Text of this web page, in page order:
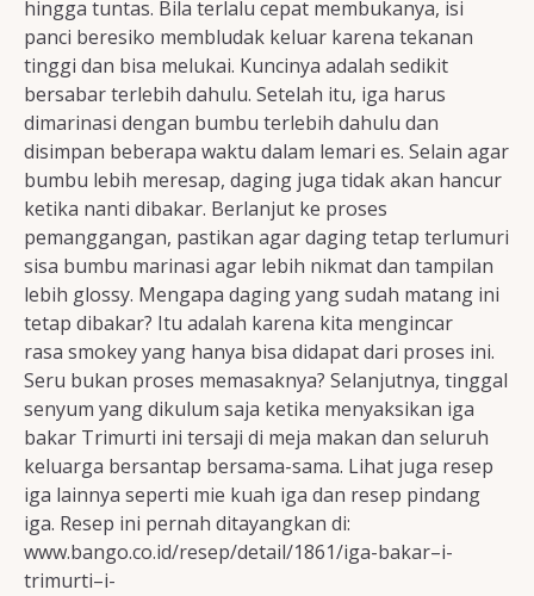
hingga tuntas. Bila terlalu cepat membukanya, isi
panci beresiko membludak keluar karena tekanan
tinggi dan bisa melukai. Kuncinya adalah sedikit
bersabar terlebih dahulu. Setelah itu, iga harus
dimarinasi dengan bumbu terlebih dahulu dan
disimpan beberapa waktu dalam lemari es. Selain agar
bumbu lebih meresap, daging juga tidak akan hancur
ketika nanti dibakar. Berlanjut ke proses
pemanggangan, pastikan agar daging tetap terlumuri
sisa bumbu marinasi agar lebih nikmat dan tampilan
lebih glossy. Mengapa daging yang sudah matang ini
tetap dibakar? Itu adalah karena kita mengincar
rasa smokey yang hanya bisa didapat dari proses ini.
Seru bukan proses memasaknya? Selanjutnya, tinggal
senyum yang dikulum saja ketika menyaksikan iga
bakar Trimurti ini tersaji di meja makan dan seluruh
keluarga bersantap bersama-sama. Lihat juga resep
iga lainnya seperti mie kuah iga dan resep pindang
iga. Resep ini pernah ditayangkan di:
www.bango.co.id/resep/detail/1861/iga-bakar–i-
trimurti–i-